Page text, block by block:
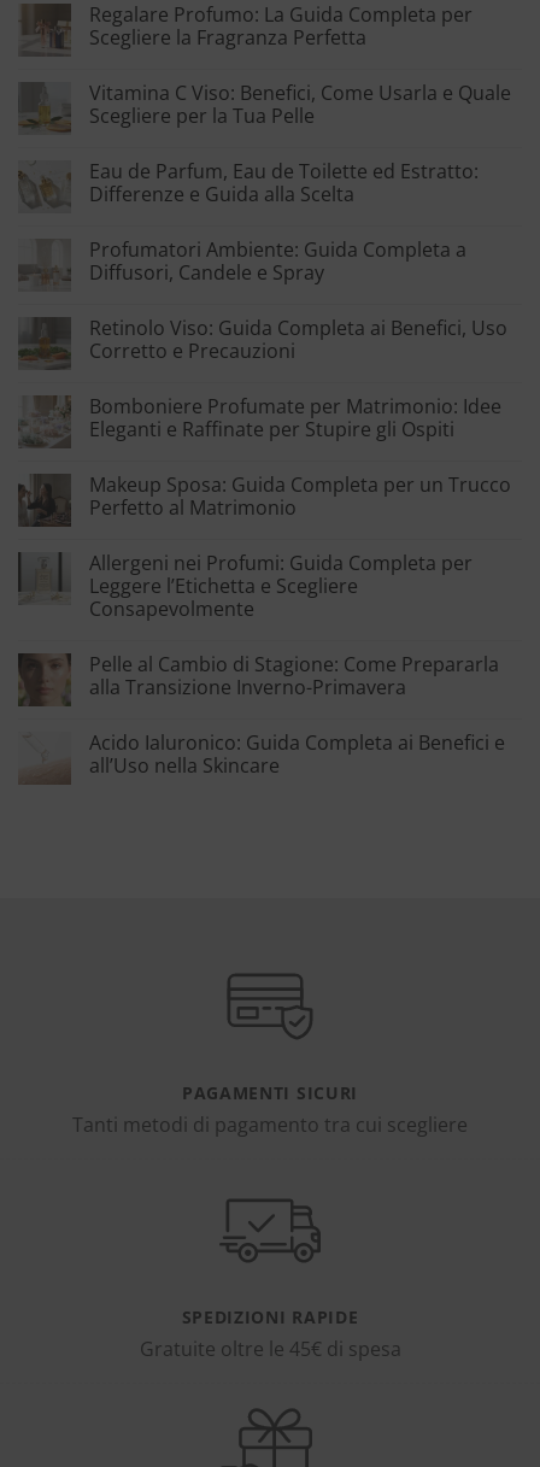
Regalare Profumo: La Guida Completa per
Scegliere la Fragranza Perfetta
Vitamina C Viso: Benefici, Come Usarla e Quale
Scegliere per la Tua Pelle
Eau de Parfum, Eau de Toilette ed Estratto:
Differenze e Guida alla Scelta
Profumatori Ambiente: Guida Completa a
Diffusori, Candele e Spray
Retinolo Viso: Guida Completa ai Benefici, Uso
Corretto e Precauzioni
Bomboniere Profumate per Matrimonio: Idee
Eleganti e Raffinate per Stupire gli Ospiti
Makeup Sposa: Guida Completa per un Trucco
Perfetto al Matrimonio
Allergeni nei Profumi: Guida Completa per
Leggere l’Etichetta e Scegliere
Consapevolmente
Pelle al Cambio di Stagione: Come Prepararla
alla Transizione Inverno-Primavera
Acido Ialuronico: Guida Completa ai Benefici e
all’Uso nella Skincare
PAGAMENTI SICURI
Tanti metodi di pagamento tra cui scegliere
SPEDIZIONI RAPIDE
Gratuite oltre le 45€ di spesa